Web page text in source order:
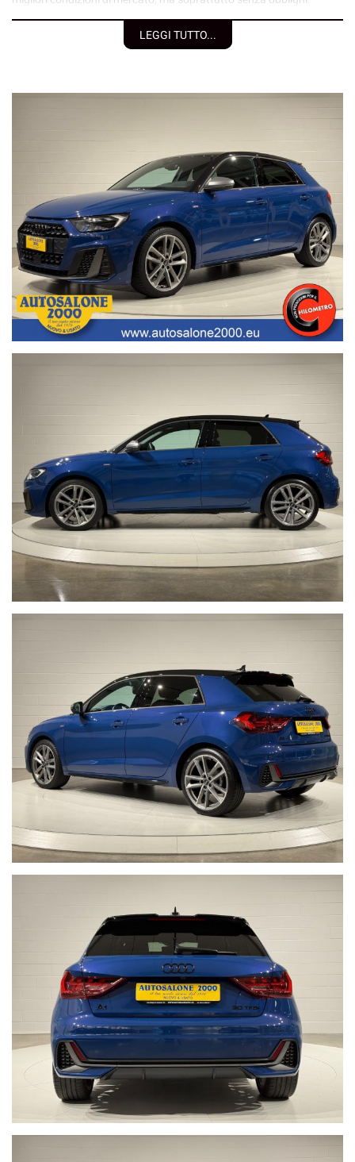
• Consegna a domicilio;
(privati/ditte individuali/società);
• Garanzia assicurativa estensibile fino a 3 anni senza limite di
Segui Autosalone 2000 srl e leggi le recensioni che descrivono
l’esperienza dei nostri clienti:
• www.autosalone2000.eu dove potrai trovare l’intero parco auto
aggiornato, maggiori foto e info per ogni singola vettura, i nostri
servizi e la nostra storia dal 1976 ad oggi.
• Facebook / Instagram aggiornato con nuovi arrivi, descrizioni delle
attività e l’album fotografico delle consegne, ovvero il momento più
emozionante immortalato con i nostri clienti.
Nota bene: La dotazione tecnica e gli accessori indicati nella
presente scheda potrebbero non coincidere con l’effettivo
equipaggiamento del veicolo, a causa della non uniformità dei dati
pubblicati dai diversi portali.Al fine di evitare inconvenienti per
eventuali inesattezze relative all’annuncio è consigliabile accertarsi
della disponibilità dell’autovettura e della correttezza dei dati
inseriti. Autosalone 2000 srl declina ogni responsabilità per
eventuali involontarie incongruenze, che non rappresentano in
alcun modo un impegno contrattuale. Ci scusiamo per
l’inconveniente e vi invitiamo a verificare le caratteristiche dello
specifico veicolo. Autosalone 2000 srl declina ogni responsabilità
per eventuali involontarie incongruenze, che non rappresentano in
alcun modo un impegno contrattuale.
Cosa vuol dire far parte della Community di “NON PRENDERMI PER
IL CHILOMETRO” ?
Vuol dire offrire ad ogni cliente la certezza e la serenità di un
acquisto sicuro, vuol dire metterci la faccia certificando la
percorrenza chilometrica di ogni singola vettura, con i fatti e non
con le parole, per noi far parte di questa Community è un impegno
che con vanto portiamo avanti da anni.
Acquistare un'auto usata evitando la truffa non è semplice.
www.nonprendermiperilchilometro.it
Telefono fisso chiamaci : +39 0422 890220
Live Chat Whatsapp scrivici, invia foto del tuo usato, richiedi un
• Gianluca + 39 347 7264356
• Lorenzo +39 340 7474900
LEGGI TUTTO...